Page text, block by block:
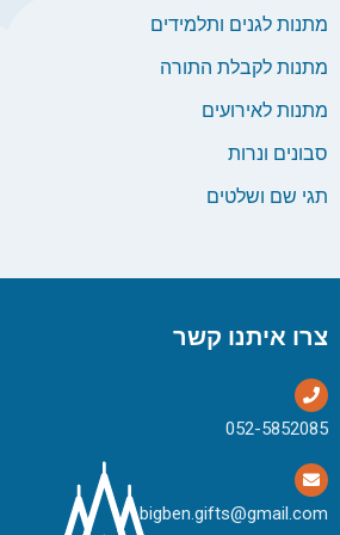
מתנות לגנים ותלמידים
מתנות לקבלת התורה
מתנות לאירועים
סבונים ונרות
תגי שם ושלטים
צרו איתנו קשר
bigben.gifts@gmail.com